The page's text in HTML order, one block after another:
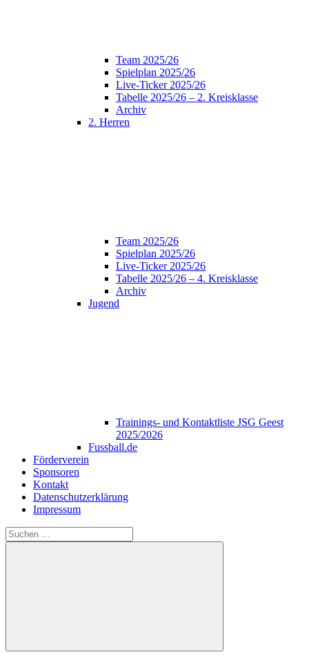
Team 2025/26
Spielplan 2025/26
Live-Ticker 2025/26
Tabelle 2025/26 – 2. Kreisklasse
Archiv
2. Herren
Team 2025/26
Spielplan 2025/26
Live-Ticker 2025/26
Tabelle 2025/26 – 4. Kreisklasse
Archiv
Jugend
Trainings- und Kontaktliste JSG Geest
2025/2026
Fussball.de
Förderverein
Sponsoren
Kontakt
Datenschutzerklärung
Impressum
Suchen
nach:
Suchen